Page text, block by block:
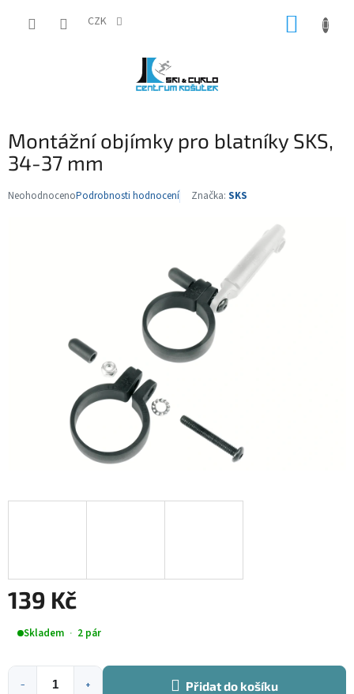
CZK
Montážní objímky pro blatníky SKS,
34-37 mm
Průměrné
NeohodnocenoPodrobnosti hodnocení Značka: SKS
139 Kč
Měrná
cena:
Skladem 2 pár
+
− Přidat do košíku